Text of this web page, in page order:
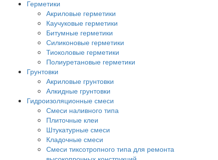
Герметики
Акриловые герметики
Каучуковые герметики
Битумные герметики
Силиконовые герметики
Тиоколовые герметики
Полиуретановые герметики
Грунтовки
Акриловые грунтовки
Алкидные грунтовки
Гидроизоляционные смеси
Смеси наливного типа
Плиточные клеи
Штукатурные смеси
Кладочные смеси
Смеси тиксотропного типа для ремонта